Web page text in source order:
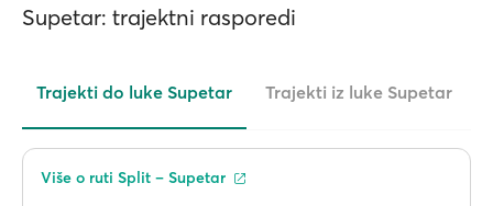
Supetar: trajektni rasporedi
Trajekti do luke Supetar Trajekti iz luke Supetar
Više o ruti Split – Supetar